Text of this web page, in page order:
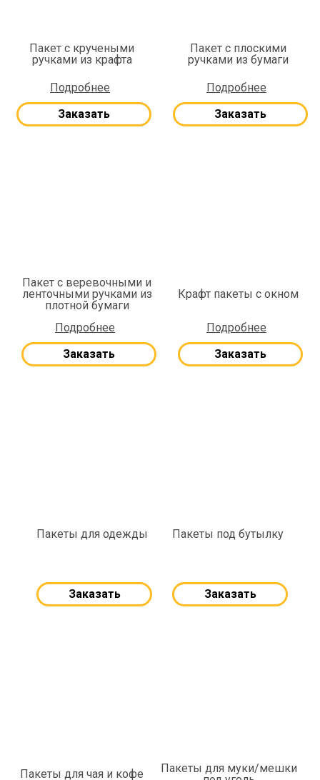
Пакет с кручеными
ручками из крафта
Подробнее
Заказать
Пакет с плоскими
ручками из бумаги
Подробнее
Заказать
Пакет с веревочными и
ленточными ручками из
плотной бумаги
Подробнее
Заказать
Крафт пакеты с окном
Подробнее
Заказать
Пакеты для одежды
Заказать
Пакеты под бутылку
Заказать
Пакеты для чая и кофе
Пакеты для муки/мешки